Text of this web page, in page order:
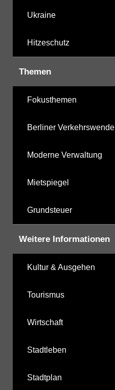
Ukraine
Hitzeschutz
Themen
Fokusthemen
Berliner Verkehrswende
Moderne Verwaltung
Mietspiegel
Grundsteuer
Weitere Informationen
Kultur & Ausgehen
Tourismus
Wirtschaft
Stadtleben
Stadtplan